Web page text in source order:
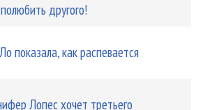
другого!
показала, как распевается
Лопес хочет третьего